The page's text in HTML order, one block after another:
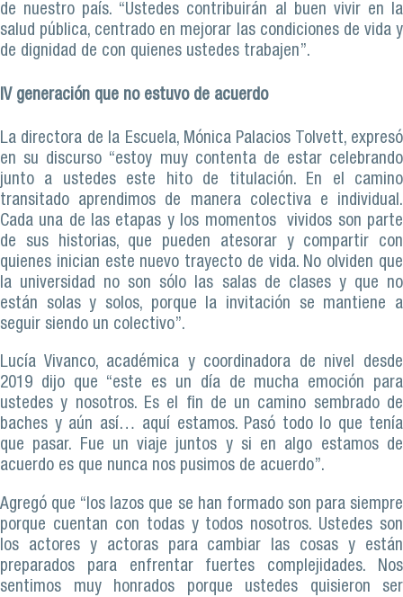
de nuestro país. “Ustedes contribuirán al buen vivir en la
salud pública, centrado en mejorar las condiciones de vida y
de dignidad de con quienes ustedes trabajen”.
IV generación que no estuvo de acuerdo
La directora de la Escuela, Mónica Palacios Tolvett, expresó
en su discurso “estoy muy contenta de estar celebrando
junto a ustedes este hito de titulación. En el camino
transitado aprendimos de manera colectiva e individual.
Cada una de las etapas y los momentos vividos son parte
de sus historias, que pueden atesorar y compartir con
quienes inician este nuevo trayecto de vida. No olviden que
la universidad no son sólo las salas de clases y que no
están solas y solos, porque la invitación se mantiene a
seguir siendo un colectivo”.
Lucía Vivanco, académica y coordinadora de nivel desde
2019 dijo que “este es un día de mucha emoción para
ustedes y nosotros. Es el fin de un camino sembrado de
baches y aún así… aquí estamos. Pasó todo lo que tenía
que pasar. Fue un viaje juntos y si en algo estamos de
acuerdo es que nunca nos pusimos de acuerdo”.
Agregó que “los lazos que se han formado son para siempre
porque cuentan con todas y todos nosotros. Ustedes son
los actores y actoras para cambiar las cosas y están
preparados para enfrentar fuertes complejidades. Nos
sentimos muy honrados porque ustedes quisieron ser